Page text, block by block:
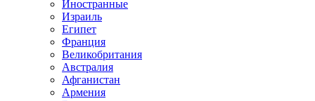
Иностранные
Израиль
Египет
Франция
Великобритания
Австралия
Афганистан
Армения